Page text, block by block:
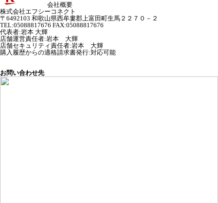
会社概要
株式会社エフシーコネクト
〒6492103 和歌山県西牟婁郡上富田町生馬２２７０－２
TEL:05088817676 FAX:05088817676
代表者:岩本 大輝
店舗運営責任者:岩本 大輝
店舗セキュリティ責任者:岩本 大輝
購入履歴からの適格請求書発行:対応可能
お問い合わせ先